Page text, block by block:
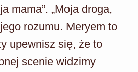
mama”. „Moja droga,
rozumu. Meryem to
upewnisz się, że to
scenie widzimy